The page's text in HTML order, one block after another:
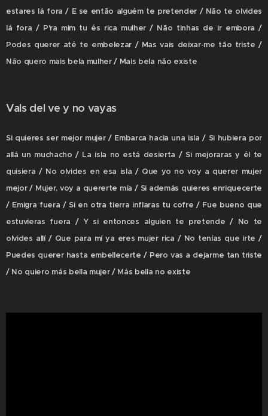
estares lá fora / E se então alguém te pretender / Não te olvides
lá fora / P'ra mim tu és rica mulher / Não tinhas de ir embora /
Podes querer até te embelezar / Mas vais deixar-me tão triste /
Não quero mais bela mulher / Mais bela não existe
Vals del ve y no vayas
Si quieres ser mejor mujer / Embarca hacia una isla / Si hubiera por
allá un muchacho / La isla no está desierta / Si mejoraras y él te
quisiera / No olvides en esa isla / Que yo no voy a querer mujer
mejor / Mujer, voy a quererte mía / Si además quieres enriquecerte
/ Emigra fuera / Si en otra tierra inflaras tu cofre / Fue bueno que
estuvieras fuera / Y si entonces alguien te pretende / No te
olvides allí / Que para mí ya eres mujer rica / No tenías que irte /
Puedes querer hasta embellecerte / Pero vas a dejarme tan triste
/ No quiero más bella mujer / Más bella no existe